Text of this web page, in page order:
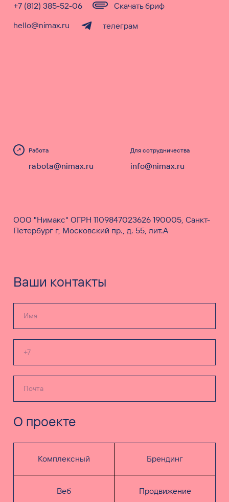
hello@nimax.ru
+7 (812) 385-52-06
телеграм
Скачать бриф
Работа
rabota@nimax.ru
Для сотрудничества
info@nimax.ru
ООО "Нимакс" ОГРН 1109847023626 190005, Санкт-
Петербург г, Московский пр., д. 55, лит.А
Ваши контакты
О проекте
Комплексный Брендинг
Веб Продвижение